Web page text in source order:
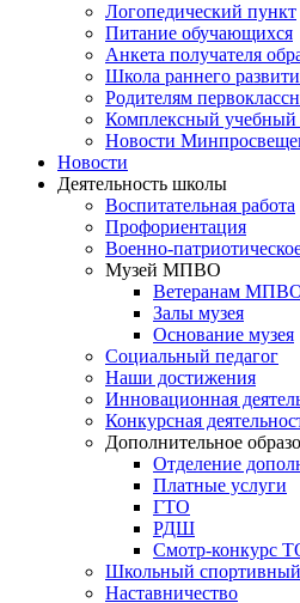
Логопедический пункт
Питание обучающихся
Анкета получателя
Школа раннего
Родителям
Комплексный учебный
Новости
Новости
Деятельность школы
Воспитательная работа
Профориентация
Военно-
Музей МПВО
Ветеранам МПВО
Залы музея
Основание музея
Социальный педагог
Наши достижения
Инновационная
Конкурсная
Дополнительное
Отделение
Платные услуги
ГТО
РДШ
Смотр-конкурс
Школьный
Наставничество